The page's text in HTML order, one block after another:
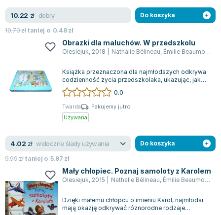
10.22 zł dobry
10.70złtaniej o 0.48zł
Do koszyka
Obrazki dla maluchów. W przedszkolu
Olesiejuk, 2018 Nathalie Bélineau, Émilie Beaumont
Książka przeznaczona dla najmłodszych odkrywa
codzienność życia przedszkolaka, ukazując, jak
dzieci spędzają dzień na nauce, zabaw...
0.0
Twarda
Pakujemy jutro
Używana
4.02 zł widoczne ślady używania
9.99złtaniej o5.97 zł
Do koszyka
Mały chłopiec. Poznaj samoloty z Karolem
Olesiejuk, 2015 Nathalie Bélineau, Émilie Beaumont
Dzięki małemu chłopcu o imieniu Karol, najmłodsi
mają okazję odkrywać różnorodne rodzaje